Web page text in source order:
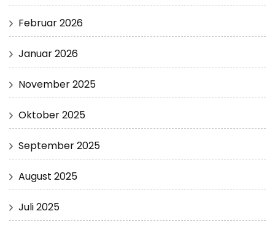
Februar 2026
Januar 2026
November 2025
Oktober 2025
September 2025
August 2025
Juli 2025